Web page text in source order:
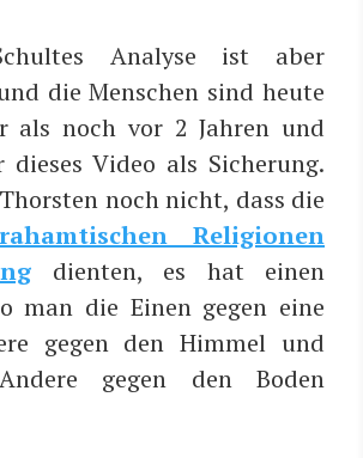
Ana­ly­se ist aber
die Men­schen sind heu­te
als noch vor 2 Jah­ren und
die­ses Video als Siche­rung.
noch nicht, dass die
Reli­gio­nen
dien­ten, es hat einen
man die Einen gegen eine
gegen den Him­mel und
gegen den Boden